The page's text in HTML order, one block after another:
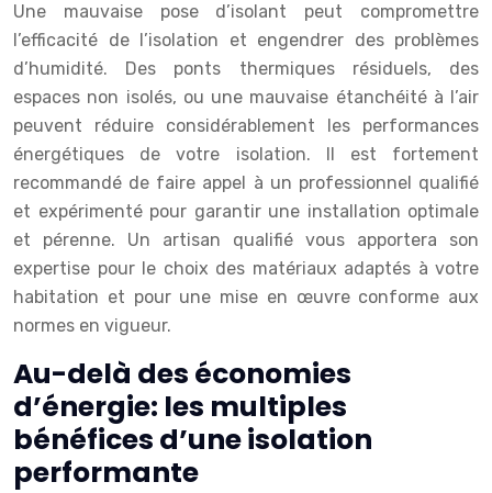
Une mauvaise pose d’isolant peut compromettre
l’efficacité de l’isolation et engendrer des problèmes
d’humidité. Des ponts thermiques résiduels, des
espaces non isolés, ou une mauvaise étanchéité à l’air
peuvent réduire considérablement les performances
énergétiques de votre isolation. Il est fortement
recommandé de faire appel à un professionnel qualifié
et expérimenté pour garantir une installation optimale
et pérenne. Un artisan qualifié vous apportera son
expertise pour le choix des matériaux adaptés à votre
habitation et pour une mise en œuvre conforme aux
normes en vigueur.
Au-delà des économies
d’énergie: les multiples
bénéfices d’une isolation
performante